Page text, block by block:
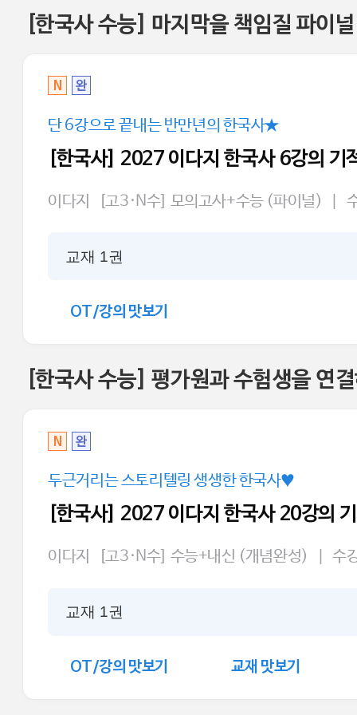
[한국사 수능] 마지막을 책임질 파이
N 완
단 6강으로 끝내는 반만년의 한국사★
[한국사] 2027 이다지 한국사 6강의 기
이다지 [고3·N수] 모의고사+수능 (파이널)
교재 1권
OT/강의 맛보기
[한국사 수능] 평가원과 수험생을 연
N 완
두근거리는 스토리텔링 생생한 한국사♥
[한국사] 2027 이다지 한국사 20강의
이다지 [고3·N수] 수능+내신 (개념완성) 수
교재 1권
OT/강의 맛보기 교재 맛보기